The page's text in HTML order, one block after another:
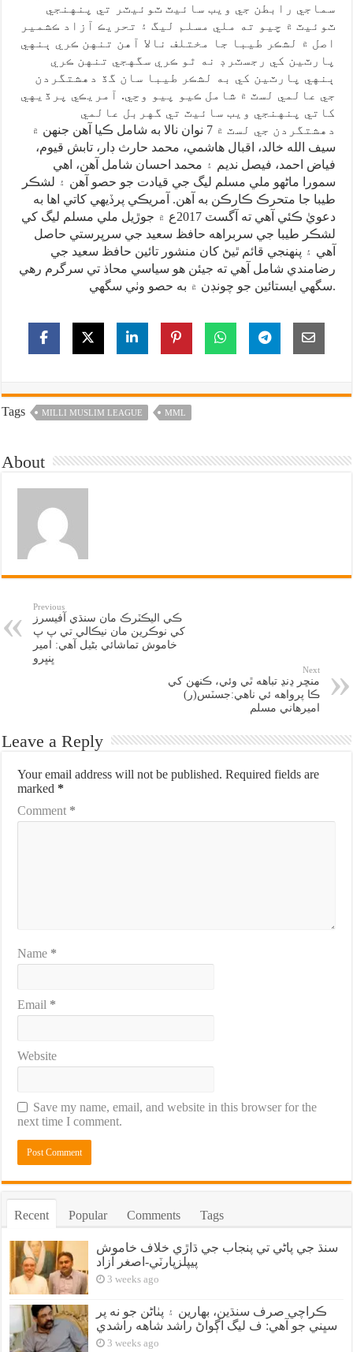
سماجي رابطن جي ويب سائيٽ ٽوئيٽر تي پنهنجي
ٽوئيٽ ۾ چيو ته ملي مسلم ليگ ۽ تحريڪ آزاد ڪشمير
اصل ۾ لشڪر طيبا جا مختلف نالا آهن تنهن ڪري ٻنهي
پارٽين کي رجسٽرڊ نه ٿو ڪري سگهجي تنهن ڪري
ٻنهي پارٽين کي به لشڪر طيبا سان گڏ دهشتگردن
جي عالمي لسٽ ۾ شامل ڪيو پيو وڃي. آمريڪي پرڏيهي
کاتي پنهنجي ويب سائيٽ تي گهربل عالمي
دهشتگردن جي لسٽ ۾ 7 نوان نالا به شامل ڪيا آهن جنهن ۾
سيف الله خالد، اقبال هاشمي، محمد حارث ڊار، تابش قيوم،
فياض احمد، فيصل نديم ۽ محمد احسان شامل آهن، اهي
سمورا ماڻهو ملي مسلم ليگ جي قيادت جو حصو آهن ۽ لشڪر
طيبا جا متحرڪ ڪارڪن به آهن. آمريڪي پرڏيهي کاتي اها به
دعويٰ ڪئي آهي ته آگسٽ 2017ع ۾ جوڙيل ملي مسلم ليگ کي
لشڪر طيبا جي سربراهه حافظ سعيد جي سرپرستي حاصل
آهي ۽ پنهنجي قائم ٿيڻ کان منشور تائين حافظ سعيد جي
رضامندي شامل آهي ته جيئن هو سياسي محاذ تي سرگرم رهي
سگهي ايستائين جو چونڊن ۾ به حصو وٺي سگهي.
Tags MILLI MUSLIM LEAGUE MML
About
Previous
ڪي اليڪٽرڪ مان سنڌي آفيسرز
کي نوڪرين مان نيڪالي تي پ پ
خاموش تماشائي بڻيل آهي: امير
ڀنڀرو
Next
منڇر ڍنڍ تباهه ٿي وئي، ڪنهن کي
ڪا پرواهه ئي ناهي:جسٽس(ر)
اميرهاني مسلم
Leave a Reply
Your email address will not be published. Required fields are
marked *
Comment *
Name *
Email *
Website
Save my name, email, and website in this browser for the
next time I comment.
Recent Popular Comments Tags
سنڌ جي پاڻي تي پنجاب جي ڌاڙي خلاف خاموش
پيپلزپارٽي-اصغر آزاد
3 weeks ago
ڪراچي صرف سنڌين، بهارين ۽ پٺاڻن جو نه پر
سڀني جو آهي: ف ليگ اڳواڻ راشد شاهه راشدي
3 weeks ago